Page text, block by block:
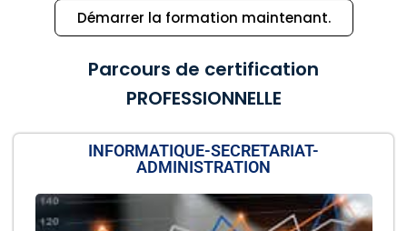
Démarrer la formation maintenant.
Parcours de certification
PROFESSIONNELLE
INFORMATIQUE-SECRETARIAT-
ADMINISTRATION